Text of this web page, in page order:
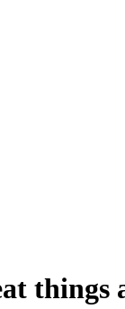
things